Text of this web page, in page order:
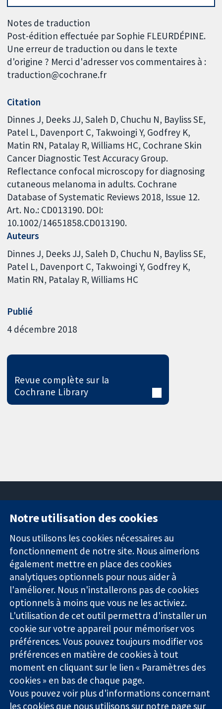
Notes de traduction
Post-édition effectuée par Sophie FLEURDÉPINE.
Une erreur de traduction ou dans le texte
d'origine ? Merci d'adresser vos commentaires à :
traduction@cochrane.fr
Citation
Dinnes J, Deeks JJ, Saleh D, Chuchu N, Bayliss SE,
Patel L, Davenport C, Takwoingi Y, Godfrey K,
Matin RN, Patalay R, Williams HC, Cochrane Skin
Cancer Diagnostic Test Accuracy Group.
Reflectance confocal microscopy for diagnosing
cutaneous melanoma in adults. Cochrane
Database of Systematic Reviews 2018, Issue 12.
Art. No.: CD013190. DOI:
10.1002/14651858.CD013190.
Auteurs
Dinnes J Deeks JJ Saleh D Chuchu N Bayliss SE
Patel L Davenport C Takwoingi Y Godfrey K
Matin RN Patalay R Williams HC
Publié
4 décembre 2018
Revue complète sur la
Cochrane Library
Des données
probantes.
Des décisions
éclairées.
Une meilleure
santé.
11-13 Cavendish
Square
Londres
W1G0AN
Royaume-Uni
nous
Actualités
Service de
presse
Qui sommes-
nous
Offres
d'emploi
Library
La Collaboration Cochrane est une association caritative (n°
1045921) et une société à responsabilité limitée par garantie (n°
03044323) enregistrée en Angleterre et au Pays de Galles. Numéro
de TVA : GB 718 2127 49.
Notre utilisation des cookies
Nous utilisons les cookies nécessaires au
fonctionnement de notre site. Nous aimerions
également mettre en place des cookies
analytiques optionnels pour nous aider à
l'améliorer. Nous n'installerons pas de cookies
optionnels à moins que vous ne les activiez.
L'utilisation de cet outil permettra d'installer un
cookie sur votre appareil pour mémoriser vos
préférences. Vous pouvez toujours modifier vos
préférences en matière de cookies à tout
moment en cliquant sur le lien « Paramètres des
cookies » en bas de chaque page.
Vous pouvez voir plus d'informations concernant
les cookies que nous utilisons sur notre page sur